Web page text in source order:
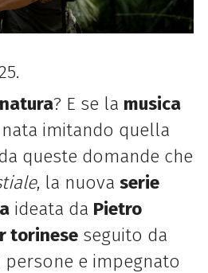
natura? E se la musica
imitando quella
queste domande che
, la nuova serie
ideata da Pietro
torineseseguito da
e impegnato